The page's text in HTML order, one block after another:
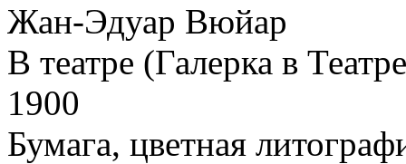
Жан-Эдуар Вюйар
В театре (Галерка в
1900
Бумага, цветная